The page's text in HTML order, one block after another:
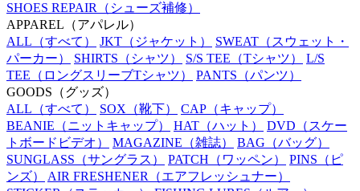
SHOES REPAIR （シューズ補修）
APPAREL （アパレル）
ALL （すべて） JKT （ジャケット） SWEAT （スウェット・
パーカー）
SHIRTS （シャツ） S/S TEE （Tシャツ）
L/S
TEE （ロングスリーブTシャツ） PANTS （パンツ）
GOODS （グッズ）
ALL （すべて） SOX （靴下） CAP （キャップ）
BEANIE （ニットキャップ） HAT （ハット） DVD （スケー
トボードビデオ）
MAGAZINE （雑誌） BAG （バッグ）
SUNGLASS （サングラス） PATCH （ワッペン） PINS （ピ
ンズ）
AIR FRESHENER （エアフレッシュナー）